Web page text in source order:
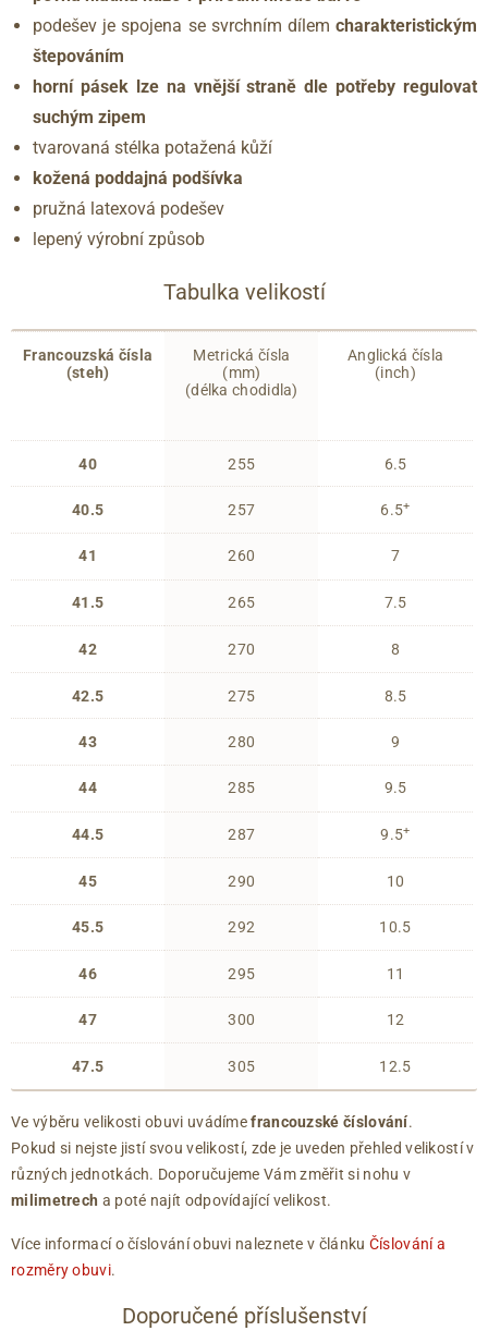
podešev je spojena se svrchním dílem charakteristickým
štepováním
horní pásek lze na vnější straně dle potřeby regulovat
suchým zipem
tvarovaná stélka potažená kůží
kožená poddajná podšívka
pružná latexová podešev
lepený výrobní způsob
Tabulka velikostí
Francouzská čísla
(steh)
40
40.5
41
41.5
42
42.5
43
44
44.5
45
45.5
46
47
47.5
Metrická čísla
(mm)
(délka chodidla)
255
257
260
265
270
275
280
285
287
290
292
295
300
305
Anglická čísla
(inch)
6.5
6.5+
7
7.5
8
8.5
9
9.5
9.5+
10
10.5
11
12
12.5
Ve výběru velikosti obuvi uvádímefrancouzské číslování.
Pokud si nejste jistí svou velikostí, zde je uveden přehled velikostí v
různých jednotkách. Doporučujeme Vám změřit si nohu v
milimetrech a poté najít odpovídající velikost.
Více informací o číslování obuvi naleznete v článku Číslování a
rozměry obuvi.
Doporučené příslušenství